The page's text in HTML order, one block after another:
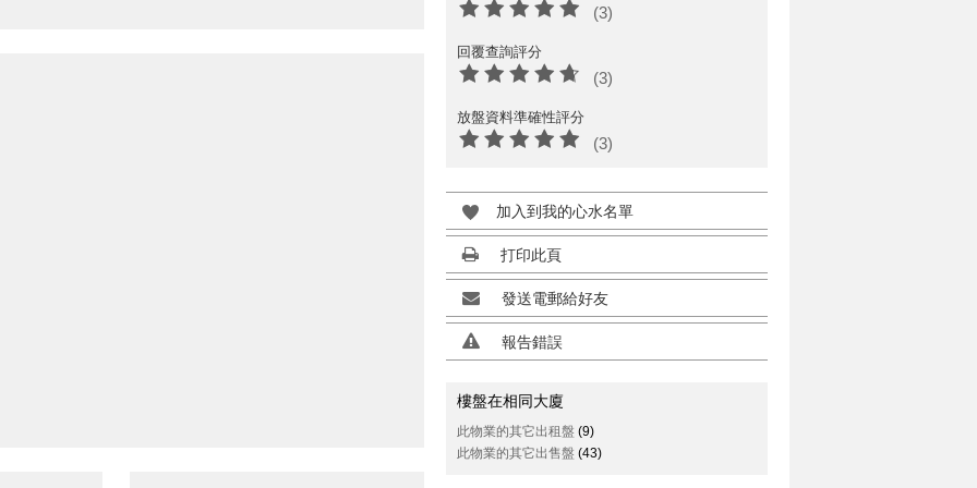
(3)
回覆查詢評分
(3)
放盤資料準確性評分
(3)
加入到我的心水名單
打印此頁
發送電郵給好友
報告錯誤
樓盤在相同大廈
此物業的其它出租盤 (9)
此物業的其它出售盤 (43)